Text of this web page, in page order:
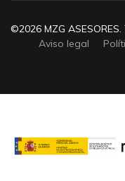
©2026 MZG
Aviso legal